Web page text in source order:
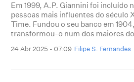
Em 1999, A.P. Giannini foi incluído
pessoas mais influentes do século
Time. Fundou o seu banco em
transformou-o num dos maiores
24 Abr 2025 - 07:09 Filipe S. Fernandes